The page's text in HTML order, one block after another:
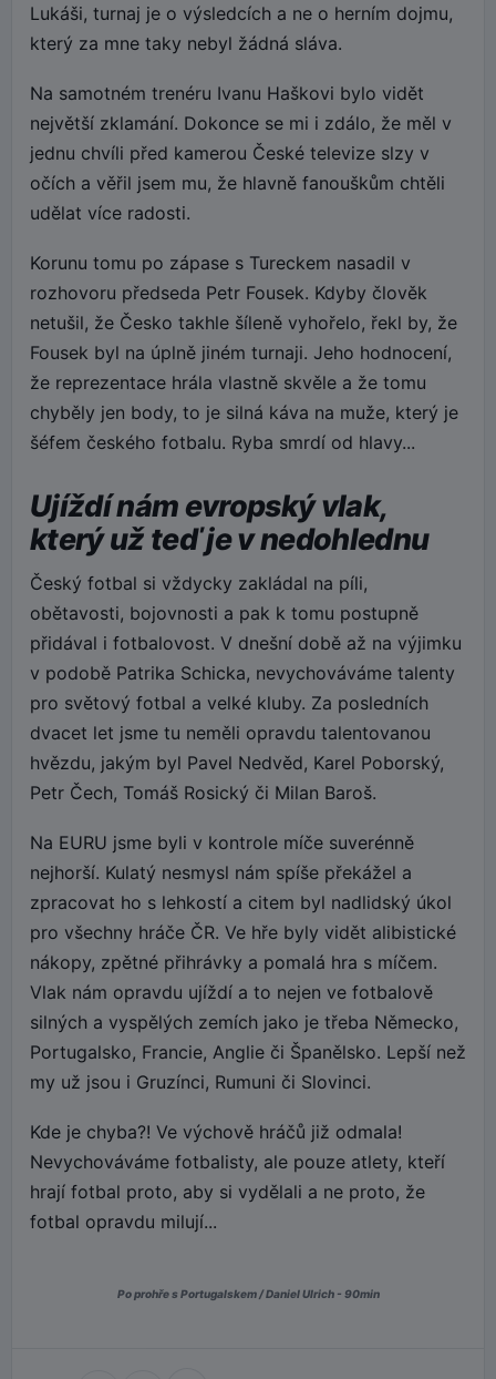
Lukáši, turnaj je o výsledcích a ne o herním dojmu,
který za mne taky nebyl žádná sláva.
Na samotném trenéru Ivanu Haškovi bylo vidět
největší zklamání. Dokonce se mi i zdálo, že měl v
jednu chvíli před kamerou České televize slzy v
očích a věřil jsem mu, že hlavně fanouškům chtěli
udělat více radosti.
Korunu tomu po zápase s Tureckem nasadil v
rozhovoru předseda Petr Fousek. Kdyby člověk
netušil, že Česko takhle šíleně vyhořelo, řekl by, že
Fousek byl na úplně jiném turnaji. Jeho hodnocení,
že reprezentace hrála vlastně skvěle a že tomu
chyběly jen body, to je silná káva na muže, který je
šéfem českého fotbalu. Ryba smrdí od hlavy...
Ujíždí nám evropský vlak,
který už teď je v nedohlednu
Český fotbal si vždycky zakládal na píli,
obětavosti, bojovnosti a pak k tomu postupně
přidával i fotbalovost. V dnešní době až na výjimku
v podobě Patrika Schicka, nevychováváme talenty
pro světový fotbal a velké kluby. Za posledních
dvacet let jsme tu neměli opravdu talentovanou
hvězdu, jakým byl Pavel Nedvěd, Karel Poborský,
Petr Čech, Tomáš Rosický či Milan Baroš.
Na EURU jsme byli v kontrole míče suverénně
nejhorší. Kulatý nesmysl nám spíše překážel a
zpracovat ho s lehkostí a citem byl nadlidský úkol
pro všechny hráče ČR. Ve hře byly vidět alibistické
nákopy, zpětné přihrávky a pomalá hra s míčem.
Vlak nám opravdu ujíždí a to nejen ve fotbalově
silných a vyspělých zemích jako je třeba Německo,
Portugalsko, Francie, Anglie či Španělsko. Lepší než
my už jsou i Gruzínci, Rumuni či Slovinci.
Kde je chyba?! Ve výchově hráčů již odmala!
Nevychováváme fotbalisty, ale pouze atlety, kteří
hrají fotbal proto, aby si vydělali a ne proto, že
fotbal opravdu milují...
Po prohře s Portugalskem / Daniel Ulrich - 90min